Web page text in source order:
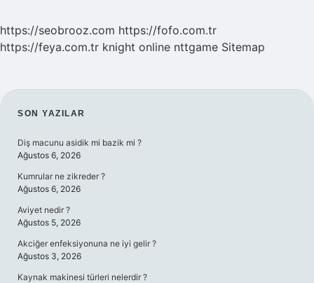
https://seobrooz.com https://fofo.com.tr
https://feya.com.tr knight online nttgame Sitemap
SIDEBAR
SON YAZILAR
Diş macunu asidik mi bazik mi ?
Ağustos 6, 2026
Kumrular ne zikreder ?
Ağustos 6, 2026
Aviyet nedir ?
Ağustos 5, 2026
Akciğer enfeksiyonuna ne iyi gelir ?
Ağustos 3, 2026
Kaynak makinesi türleri nelerdir ?